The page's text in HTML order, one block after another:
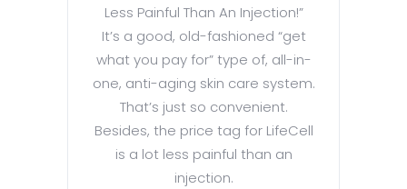
Less Painful Than An Injection!”
It’s a good, old-fashioned “get
what you pay for” type of, all-in-
one, anti-aging skin care system.
That’s just so convenient.
Besides, the price tag for LifeCell
is a lot less painful than an
injection.